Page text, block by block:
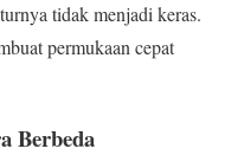
tidak menjadi keras.
permukaan cepat
Berbeda